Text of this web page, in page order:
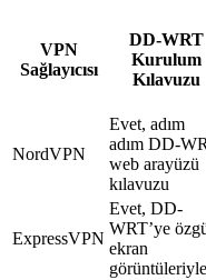
VPN
Sağlayıcısı
DD-WRT
Kurulum
Kılavuzu
NordVPN
Evet, adım
adım DD-
web arayüzü
kılavuzu
ExpressVPN
Evet, DD-
WRT’ye
ekran
görüntüleriyle